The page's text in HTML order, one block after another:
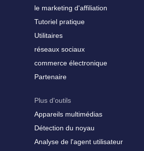
le marketing d'affiliation
Tutoriel pratique
Utilitaires
réseaux sociaux
commerce électronique
Partenaire
Plus d'outils
Appareils multimédias
Détection du noyau
Analyse de l'agent utilisateur